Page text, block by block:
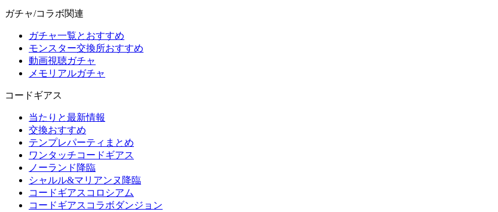
ガチャ/コラボ関連
ガチャ一覧とおすすめ
モンスター交換所おすすめ
動画視聴ガチャ
メモリアルガチャ
コードギアス
当たりと最新情報
交換おすすめ
テンプレパーティまとめ
ワンタッチコードギアス
ノーランド降臨
シャルル&マリアンヌ降臨
コードギアスコロシアム
コードギアスコラボダンジョン